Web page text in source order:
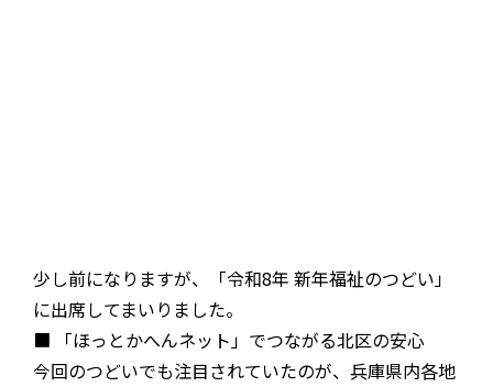
少し前になりますが、「令和8年 新年福祉のつどい」
に出席してまいりました。
■ 「ほっとかへんネット」でつながる北区の安心
今回のつどいでも注目されていたのが、兵庫県内各地